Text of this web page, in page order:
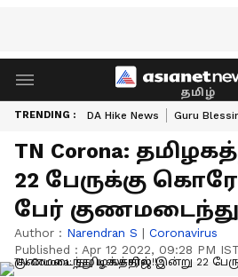
தமிழ்
TRENDING : DA Hike News Guru
TN Corona:
22 பேருக்கு
பேர் குணமடைந்து
Author : Narendran S | Coronavirus
Published : Apr 12 2022, 09:28 PM IST